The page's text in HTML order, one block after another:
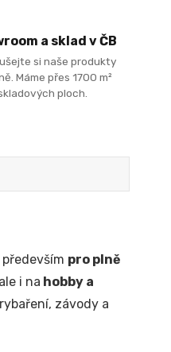
a sklad v ČB
si naše produkty
Máme přes 1700 m²
ploch.
pro plně
i na hobby a
závody a